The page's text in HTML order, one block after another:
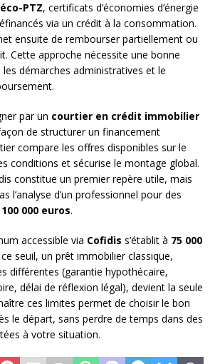
éco-PTZ, certificats d’économies d’énergie
via un crédit à la consommation.
ensuite de rembourser partiellement ou
Cette approche nécessite une bonne
démarches administratives et le
par un courtier en crédit immobilier
de structurer un financement
compare les offres disponibles sur le
conditions et sécurise le montage global.
constitue un premier repère utile, mais
l’analyse d’un professionnel pour des
100 000 euros.
accessible via Cofidis s’établit à 75 000
seuil, un prêt immobilier classique,
différentes (garantie hypothécaire,
délai de réflexion légal), devient la seule
ces limites permet de choisir le bon
le départ, sans perdre de temps dans des
à votre situation.